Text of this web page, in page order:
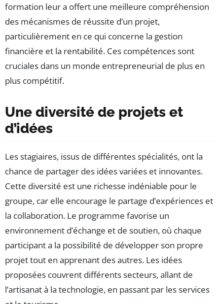
formation leur a offert une meilleure compréhension
des mécanismes de réussite d’un projet,
particulièrement en ce qui concerne la gestion
financière et la rentabilité. Ces compétences sont
cruciales dans un monde entrepreneurial de plus en
plus compétitif.
Une diversité de projets et
d’idées
Les stagiaires, issus de différentes spécialités, ont la
chance de partager des idées variées et innovantes.
Cette diversité est une richesse indéniable pour le
groupe, car elle encourage le partage d’expériences et
la collaboration. Le programme favorise un
environnement d’échange et de soutien, où chaque
participant a la possibilité de développer son propre
projet tout en apprenant des autres. Les idées
proposées couvrent différents secteurs, allant de
l’artisanat à la technologie, en passant par les services